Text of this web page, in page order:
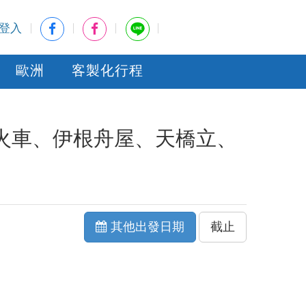
入
歐洲 客製化行程
、伊根舟屋、天橋立、
其他出發日期 截止